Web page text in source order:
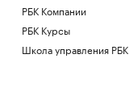
РБК Компании
РБК Курсы
Школа управления РБК